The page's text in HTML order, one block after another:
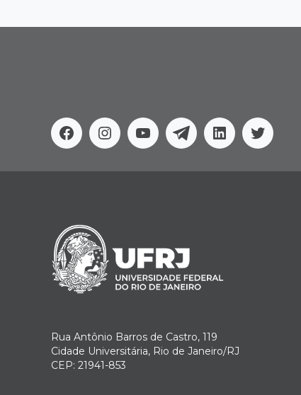
FacebookInstagram
YoutubeTelegramLinkedinTwitter
Rua Antônio Barros de Castro, 119
Cidade Universitária, Rio de Janeiro/RJ
CEP: 21941-853